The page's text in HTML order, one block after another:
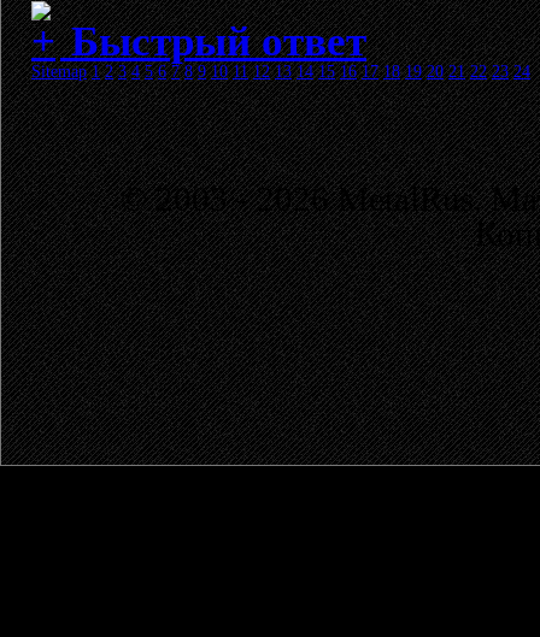
Быстрый ответ
Sitemap 1 2 3 4 5 6 7 8 9 10 11 12 13 14 15 16 17 18 19 20 21 22 23 24
© 2003 - 2026 MetalRus.